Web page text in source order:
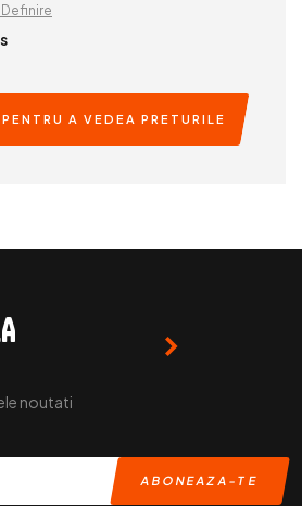
Definire
A VEDEA PRETURILE
noutati